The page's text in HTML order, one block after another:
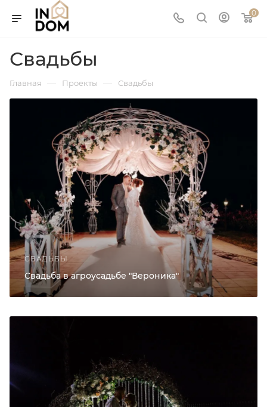
0
Свадьбы
Главная — Проекты — Свадьбы
СВАДЬБЫ
Свадьба в агроусадьбе "Вероника"